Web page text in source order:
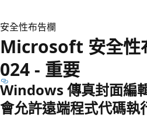
安全性布告欄
Microsoft 安全性
024 - 重要
Windows 傳真封面編
會允許遠端程式代碼執